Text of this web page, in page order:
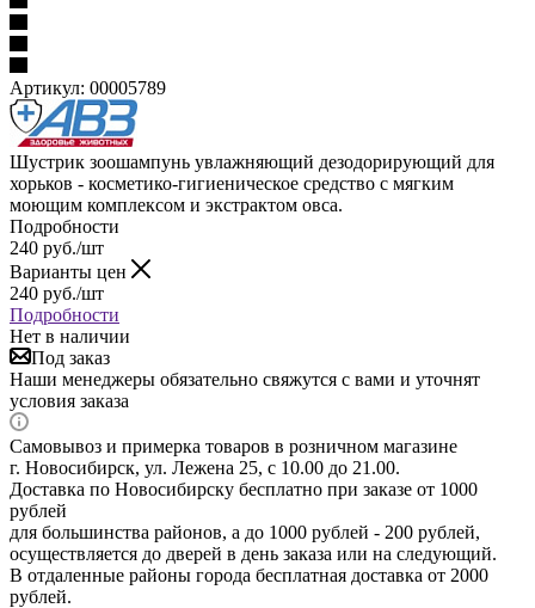
Артикул: 00005789
Шустрик зоошампунь увлажняющий дезодорирующий для
хорьков - косметико-гигиеническое средство с мягким
моющим комплексом и экстрактом овса.
Подробности
240 руб./шт
Варианты цен
240 руб./шт
Подробности
Нет в наличии
Под заказ
Наши менеджеры обязательно свяжутся с вами и уточнят
условия заказа
Самовывоз и примерка товаров в розничном магазине
г. Новосибирск, ул. Лежена 25, с 10.00 до 21.00.
Доставка по Новосибирску бесплатно при заказе от 1000
рублей
для большинства районов, а до 1000 рублей - 200 рублей,
осуществляется до дверей в день заказа или на следующий.
В отдаленные районы города бесплатная доставка от 2000
рублей.